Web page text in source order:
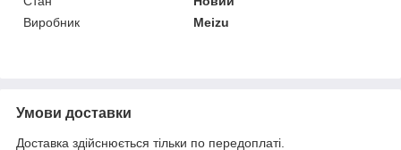
Виробник
Meizu
Умови доставки
Доставка здійснюється тільки по передоплаті.